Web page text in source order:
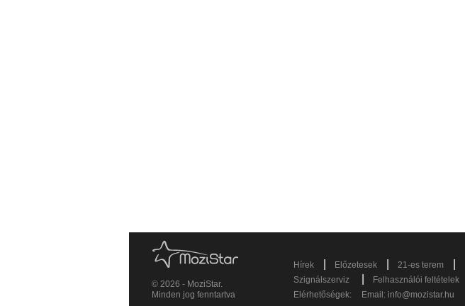
© 2026 - MoziStar.
Minden jog fenntartva
Hírek Előzetesek 21-es terem
Szignálszerviz
Felhasználói feltételek
Elérhetőségek:
Email: info@mozistar.hu